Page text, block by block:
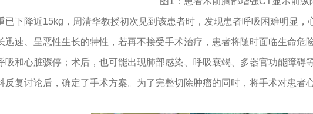
已下降近15kg，周清华教授初次见到该患者时，发现患者呼吸困难明显
迅速、呈恶性生长的特性，若再不接受手术治疗，患者将随时面临生命
吸和心脏骤停；术后，也可能出现肺部感染、呼吸衰竭、多器官功能障
反复讨论后，确定了手术方案。为了完整切除肿瘤的同时，将手术对患